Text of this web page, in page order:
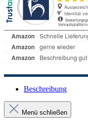
Beschreibung
Menü schließen